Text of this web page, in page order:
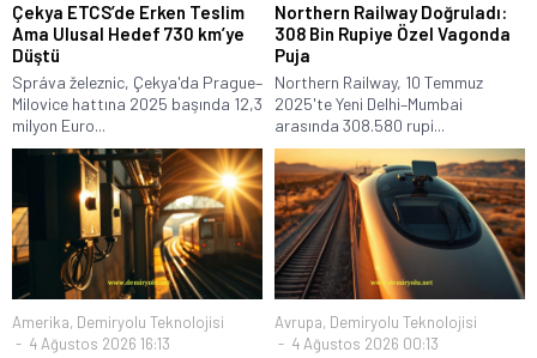
Çekya ETCS’de Erken Teslim
Ama Ulusal Hedef 730 km’ye
Düştü
Správa železnic, Çekya'da Prague–
Milovice hattına 2025 başında 12,3
milyon Euro...
Northern Railway Doğruladı:
308 Bin Rupiye Özel Vagonda
Puja
Northern Railway, 10 Temmuz
2025'te Yeni Delhi–Mumbai
arasında 308.580 rupi...
Amerika, Demiryolu Teknolojisi
4 Ağustos 2026 16:13
Avrupa, Demiryolu Teknolojisi
4 Ağustos 2026 00:13